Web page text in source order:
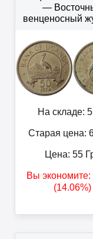
—
венценосный
На складе:
Старая цена:
Цена: 55
Вы экономите:
(14.06%)